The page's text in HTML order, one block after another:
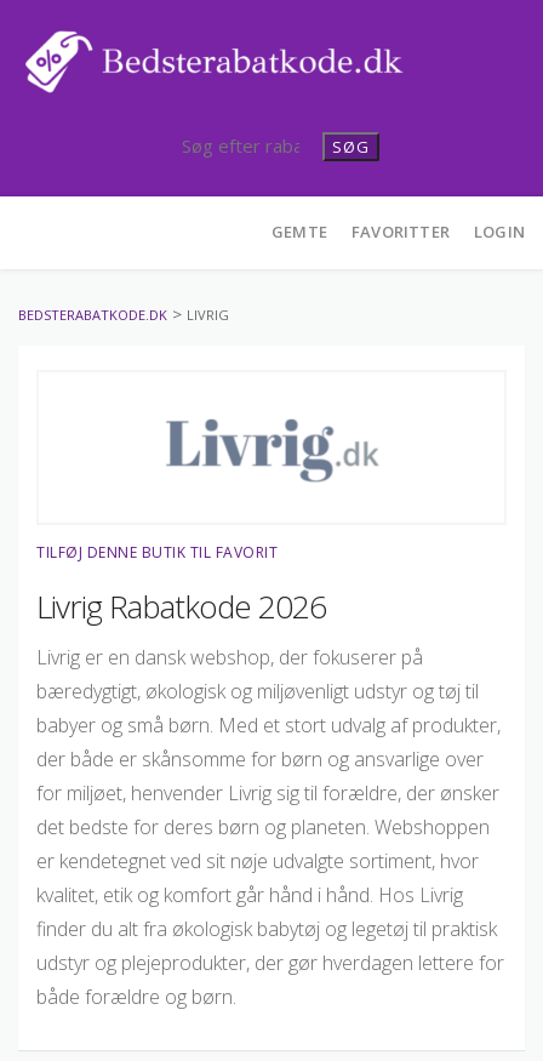
SØG
GEMTE FAVORITTER LOGIN
BEDSTERABATKODE.DK > LIVRIG
TILFØJ DENNE BUTIK TIL FAVORIT
Livrig Rabatkode 2026
Livrig er en dansk webshop, der fokuserer på
bæredygtigt, økologisk og miljøvenligt udstyr og tøj til
babyer og små børn. Med et stort udvalg af produkter,
der både er skånsomme for børn og ansvarlige over
for miljøet, henvender Livrig sig til forældre, der ønsker
det bedste for deres børn og planeten. Webshoppen
er kendetegnet ved sit nøje udvalgte sortiment, hvor
kvalitet, etik og komfort går hånd i hånd. Hos Livrig
finder du alt fra økologisk babytøj og legetøj til praktisk
udstyr og plejeprodukter, der gør hverdagen lettere for
både forældre og børn.